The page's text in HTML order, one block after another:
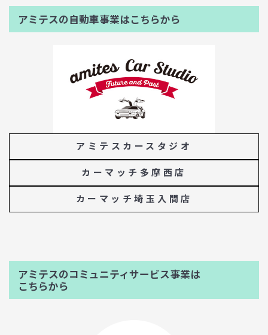
アミテスの自動車事業はこちらから
アミテスカースタジオ
カーマッチ多摩西店
カーマッチ埼玉入間店
アミテスのコミュニティサービス事業は
こちらから